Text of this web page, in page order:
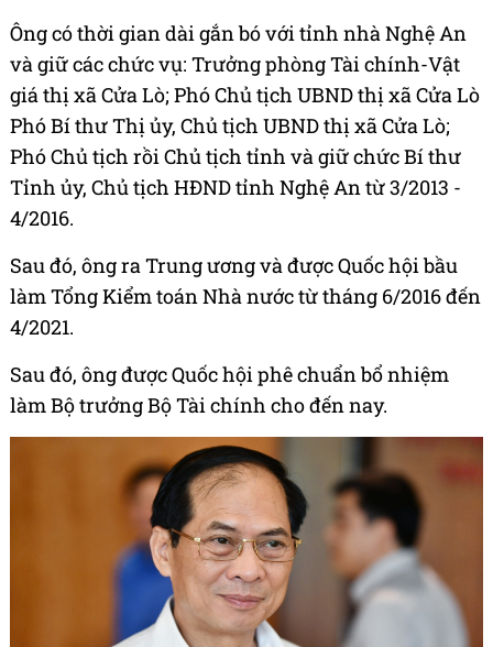
Ông có thời gian dài gắn bó với tỉnh nhà Nghệ An
và giữ các chức vụ: Trưởng phòng Tài chính-Vật
giá thị xã Cửa Lò; Phó Chủ tịch UBND thị xã Cửa Lò
Phó Bí thư Thị ủy, Chủ tịch UBND thị xã Cửa Lò;
Phó Chủ tịch rồi Chủ tịch tỉnh và giữ chức Bí thư
Tỉnh ủy, Chủ tịch HĐND tỉnh Nghệ An từ 3/2013 -
4/2016.
Sau đó, ông ra Trung ương và được Quốc hội bầu
làm Tổng Kiểm toán Nhà nước từ tháng 6/2016 đến
4/2021.
Sau đó, ông được Quốc hội phê chuẩn bổ nhiệm
làm Bộ trưởng Bộ Tài chính cho đến nay.